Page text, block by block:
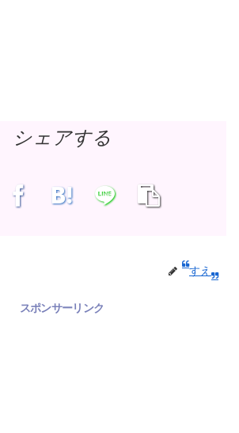
シェアする
すえ
スポンサーリンク